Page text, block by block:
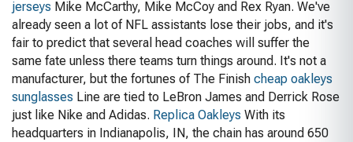
jerseys Mike McCarthy, Mike McCoy and Rex Ryan. We've
already seen a lot of NFL assistants lose their jobs, and it's
fair to predict that several head coaches will suffer the
same fate unless there teams turn things around. It's not a
manufacturer, but the fortunes of The Finish cheap oakleys
sunglasses Line are tied to LeBron James and Derrick Rose
just like Nike and Adidas. Replica Oakleys With its
headquarters in Indianapolis, IN, the chain has around 650